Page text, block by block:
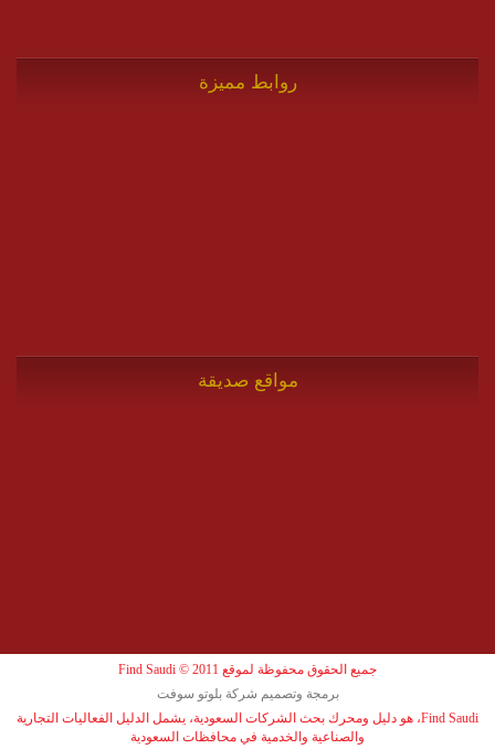
روابط مميزة
مواقع صديقة
جميع الحقوق محفوظة لموقع Find Saudi © 2011
برمجة وتصميم شركة بلوتو سوفت
Find Saudi، هو دليل ومحرك بحث الشركات السعودية، يشمل الدليل الفعاليات التجارية
والصناعية والخدمية في محافظات السعودية